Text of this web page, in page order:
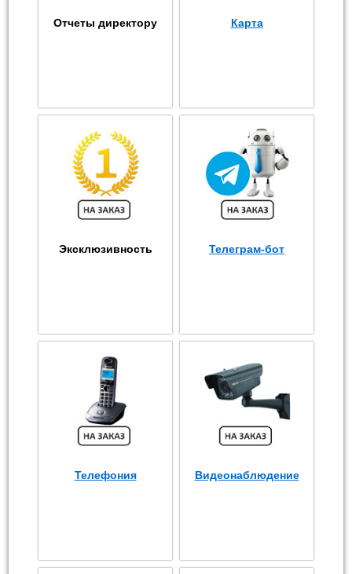
Отчеты директору Карта
Эксклюзивность Телеграм-бот
Телефония Видеонаблюдение